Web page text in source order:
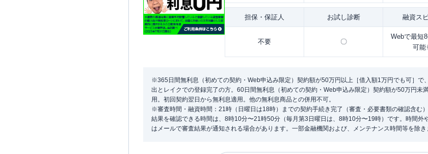
担保・ 保証人 お試し診断 融資ス
不要 〇
Webで最短
可
※365日間無利息（初めての契約・Web申込み限定）契約額が50万円以上［借入額1万円でも可］で
出とレイクでの登録完了の方。60日間無利息（初めての契約・Web申込み限定）契約額が50万円未
用。初回契約翌日から無利息適用。他の無利息商品との併用不可。
※審査時間・融資時間：21時（日曜日は18時）までの契約手続き完了（審査・必要書類の確認含む
結果を確認できる時間は、8時10分〜21時50分（毎月第3日曜日は、8時10分〜19時）です。時間外
はメールで審査結果が通知される場合があります。一部金融機関および、メンテナンス時間等を除き